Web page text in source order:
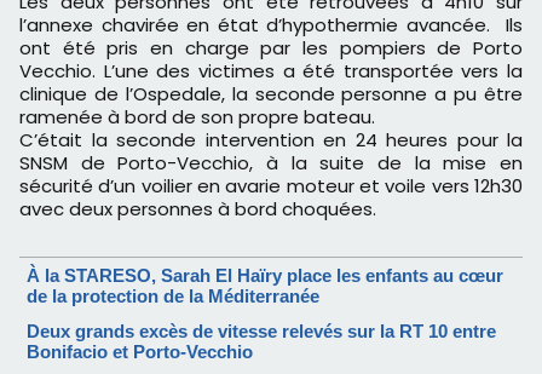
l’annexe chavirée en état d’hypothermie avancée. Ils
ont été pris en charge par les pompiers de Porto
Vecchio. L’une des victimes a été transportée vers la
clinique de l’Ospedale, la seconde personne a pu être
ramenée à bord de son propre bateau.
C’était la seconde intervention en 24 heures pour la
SNSM de Porto-Vecchio, à la suite de la mise en
sécurité d’un voilier en avarie moteur et voile vers 12h30
avec deux personnes à bord choquées.
À la STARESO, Sarah El Haïry place les enfants au cœur
de la protection de la Méditerranée
Deux grands excès de vitesse relevés sur la RT 10 entre
Bonifacio et Porto-Vecchio